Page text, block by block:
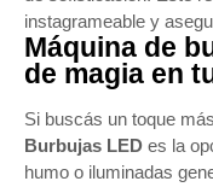
instagrameable y
Máquina de
de magia en
Si buscás un toque
Burbujas LED es la
humo o iluminadas